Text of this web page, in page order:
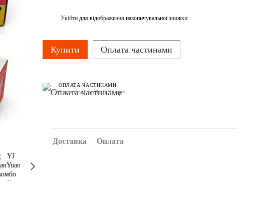
Увійти для відображення накопичувальної знижки
Купити Оплата частинами
ОПЛАТА ЧАСТИНАМИ
3 платежі по 183.33 грн
Доставка Оплата